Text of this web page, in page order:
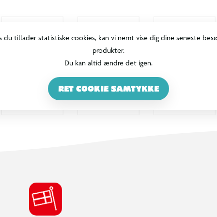
du tillader statistiske cookies, kan vi nemt vise dig dine seneste
produkter.
Du kan altid ændre det igen.
RET COOKIE SAMTYKKE